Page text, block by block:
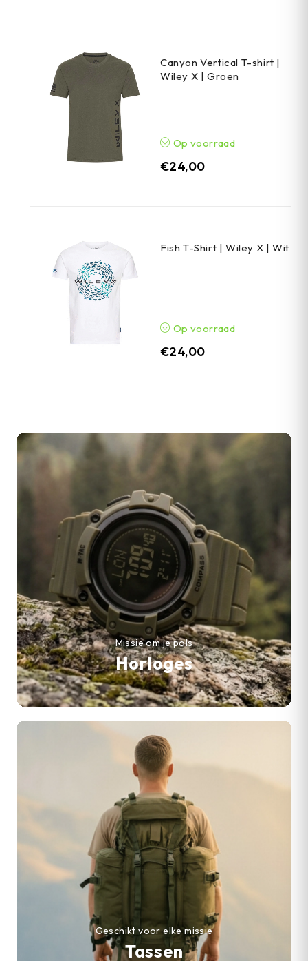
Canyon Vertical T-shirt |
Wiley X | Groen
Op voorraad
€24,00
Fish T-Shirt | Wiley X | Wit
Op voorraad
€24,00
Horloges
Missie om je pols
Tassen
Geschikt voor elke missie